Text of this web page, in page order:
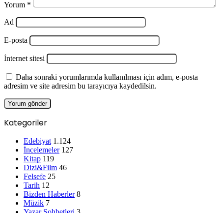
Yorum *
Ad
E-posta
İnternet sitesi
Daha sonraki yorumlarımda kullanılması için adım, e-posta
adresim ve site adresim bu tarayıcıya kaydedilsin.
Kategoriler
Edebiyat 1.124
İncelemeler 127
Kitap 119
Dizi&Film 46
Felsefe 25
Tarih 12
Bizden Haberler 8
Müzik 7